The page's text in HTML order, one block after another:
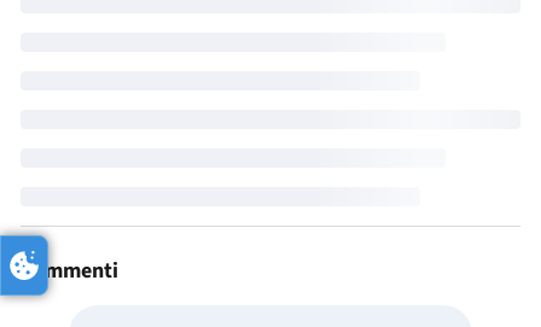
Commenti